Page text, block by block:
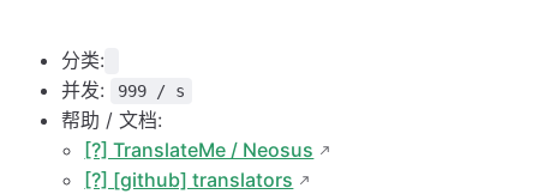
分类:
并发:
999 / s
帮助 / 文档:
[?] TranslateMe / Neosus
[?] [github] translators